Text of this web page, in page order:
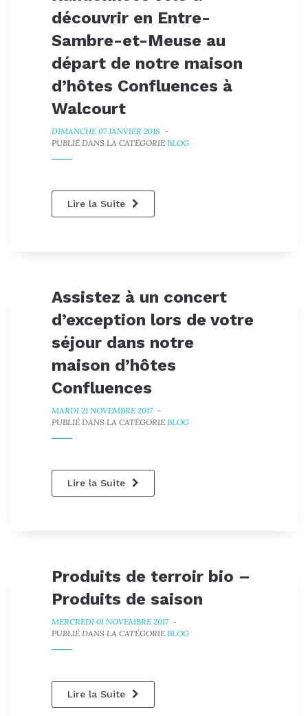
découvrir en Entre-
Sambre-et-Meuse au
départ de notre maison
d’hôtes Confluences à
Walcourt
DIMANCHE 07 JANVIER 2018 -
PUBLIÉ DANS LA CATÉGORIE BLOG
Lire la Suite
Assistez à un concert
d’exception lors de votre
séjour dans notre
maison d’hôtes
Confluences
MARDI 21 NOVEMBRE 2017-
PUBLIÉ DANS LA CATÉGORIE BLOG
Lire la Suite
Produits de terroir bio –
Produits de saison
MERCREDI 01 NOVEMBRE 2017-
PUBLIÉ DANS LA CATÉGORIE BLOG
Lire la Suite